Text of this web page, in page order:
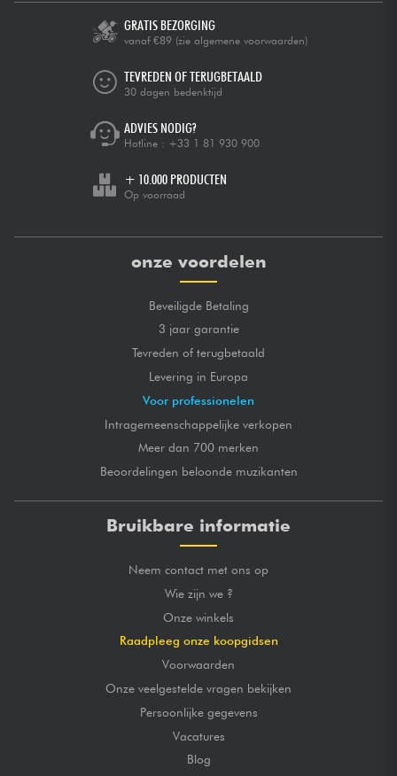
GRATIS BEZORGING
vanaf €89 (zie algemene voorwaarden)
TEVREDEN OF TERUGBETAALD
30 dagen bedenktijd
ADVIES NODIG?
Hotline : +33 1 81 930 900
+ 10.000 PRODUCTEN
Op voorraad
onze voordelen
Beveiligde Betaling
3 jaar garantie
Tevreden of terugbetaald
Levering in Europa
Voor professionelen
Intragemeenschappelijke verkopen
Meer dan 700 merken
Beoordelingen beloonde muzikanten
Bruikbare informatie
Neem contact met ons op
Wie zijn we ?
Onze winkels
Raadpleeg onze koopgidsen
Voorwaarden
Onze veelgestelde vragen bekijken
Persoonlijke gegevens
Vacatures
Blog